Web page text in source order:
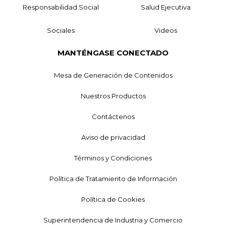
Responsabilidad Social Salud Ejecutiva
Sociales Videos
MANTÉNGASE CONECTADO
Mesa de Generación de Contenidos
Nuestros Productos
Contáctenos
Aviso de privacidad
Términos y Condiciones
Política de Tratamiento de Información
Política de Cookies
Superintendencia de Industria y Comercio